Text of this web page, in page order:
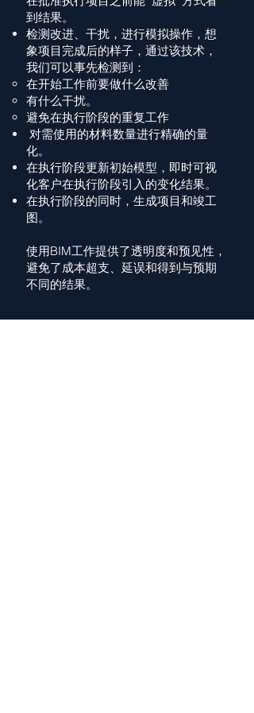
到结果。
检测改进、干扰，进行模拟操作，想
象项目完成后的样子，通过该技术，
我们可以事先检测到：
在开始工作前要做什么改善
有什么干扰。
避免在执行阶段的重复工作
​ 对需使用的材料数量进行精确的量
化。
在执行阶段更新初始模型，即时可视
化客户在执行阶段引入的变化结果。
在执行阶段的同时，生成项目和竣工
图。
​使用BIM工作提供了透明度和预见性，
避免了成本超支、延误和得到与预期
不同的结果。